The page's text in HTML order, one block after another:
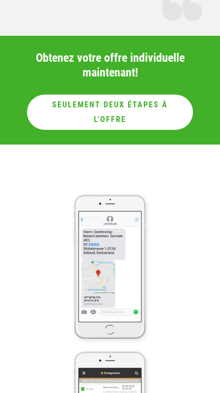
Obtenez votre offre individuelle
maintenant!
SEULEMENT DEUX ÉTAPES À
L'OFFRE